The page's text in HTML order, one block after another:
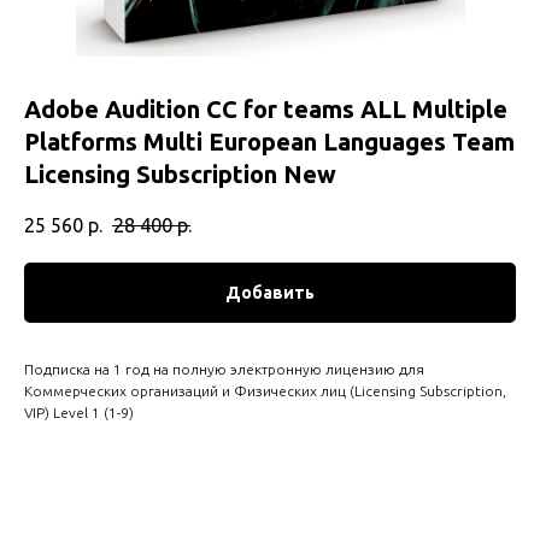
Adobe Audition CC for teams ALL Multiple
Platforms Multi European Languages Team
Licensing Subscription New
25 560 р. 28 400 р.
Добавить
Подписка на 1 год на полную электронную лицензию для
Коммерческих организаций и Физических лиц (Licensing Subscription,
VIP) Level 1 (1-9)